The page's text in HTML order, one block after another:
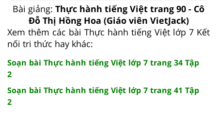
Bài giảng: Thực hành tiếng Việt trang 90 - Cô
Đỗ Thị Hồng Hoa (Giáo viên VietJack)
Xem thêm các bài Thực hành tiếng Việt lớp 7 Kết
nối tri thức hay khác:
Soạn bài Thực hành tiếng Việt lớp 7 trang 34 Tập
2
Soạn bài Thực hành tiếng Việt lớp 7 trang 41 Tập
2